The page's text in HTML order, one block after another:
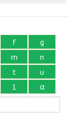
f
g
m
n
t
u
1
α